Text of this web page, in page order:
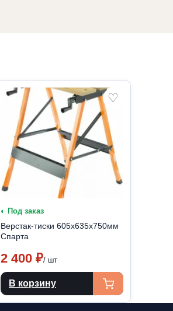
♡
◐ Под заказ
Верстак-тиски 605х635х750мм
Спарта
2 400 ₽/ шт
В корзину